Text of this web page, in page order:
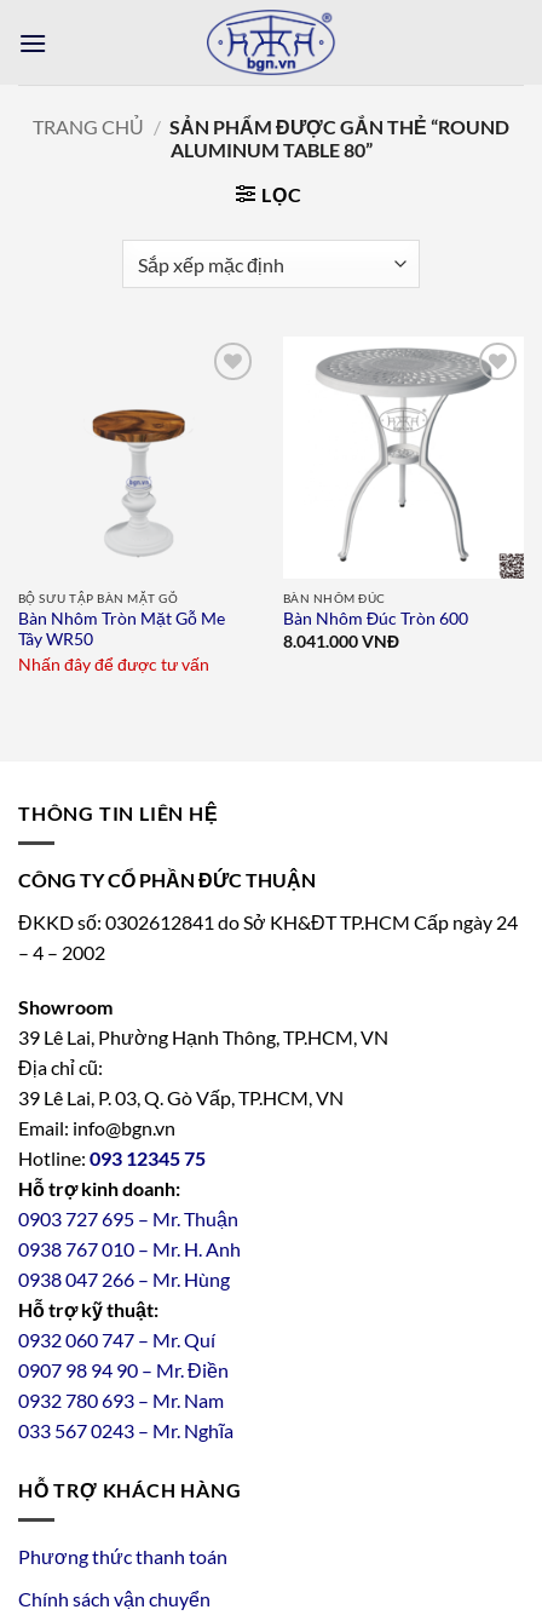
qua
TRANG CHỦ / SẢN PHẨM ĐƯỢC GẮN THẺ “ROUND
ALUMINUM TABLE 80”
LỌC
BỘ SƯU TẬP BÀN MẶT GỖ
Bàn Nhôm Tròn Mặt Gỗ Me
Tây WR50
Nhấn đây để được tư vấn
Add to
BÀN NHÔM ĐÚC
Bàn Nhôm Đúc Tròn 600
8.041.000VNĐ
THÔNG TIN LIÊN HỆ
CÔNG TY CỔ PHẦN ĐỨC THUẬN
ĐKKD số: 0302612841 do Sở KH&ĐT TP.HCM Cấp ngày 24
– 4 – 2002
Showroom
39 Lê Lai, Phường Hạnh Thông, TP.HCM, VN
Địa chỉ cũ:
39 Lê Lai, P. 03, Q. Gò Vấp, TP.HCM, VN
Email: info@bgn.vn
Hotline: 093 12345 75
Hỗ trợ kinh doanh:
0903 727 695 – Mr. Thuận
0938 767 010 – Mr. H. Anh
0938 047 266 – Mr. Hùng
Hỗ trợ kỹ thuật:
0932 060 747 – Mr. Quí
0907 98 94 90 – Mr. Điền
0932780693 – Mr. Nam
033 567 0243 – Mr. Nghĩa
HỖ TRỢ KHÁCH HÀNG
Phương thức thanh toán
Chính sách vận chuyển